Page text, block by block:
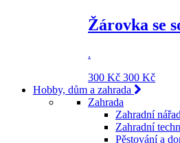
Žárovka se
.
300 Kč 300 Kč
Hobby, dům a zahrada
Zahrada
Zahradní
Zahradní
Pěstování a